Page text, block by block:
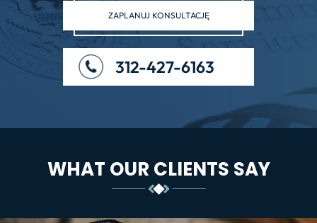
ZAPLANUJ KONSULTACJĘ
312-427-6163
WHAT OUR CLIENTS SAY